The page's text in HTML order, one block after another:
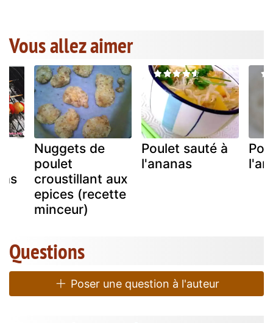
Vous allez aimer
Nuggets de
poulet
croustillant aux
epices (recette
minceur)
Poulet sauté à
l'ananas
Questions
Poser une question à l'auteur